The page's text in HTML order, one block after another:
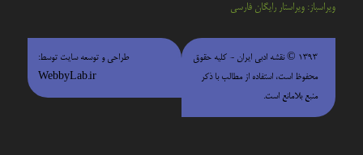
ویراسباز: ویراستار رایگان فارسی
۱۳۹۳ © نقشه ادبی ایران - كليه حقوق
محفوظ است، استفاده از مطالب با ذكر
منبع بلامانع است.
طراحی و توسعه سایت توسط:
WebbyLab.ir